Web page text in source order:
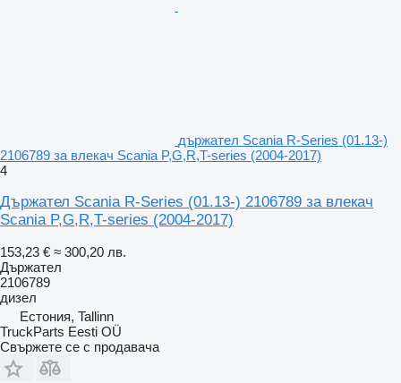
държател Scania R-Series (01.13-)
2106789 за влекач Scania P,G,R,T-series (2004-2017)
4
Държател Scania R-Series (01.13-) 2106789 за влекач
Scania P,G,R,T-series (2004-2017)
153,23 € ≈ 300,20 лв.
Държател
2106789
дизел
Естония, Tallinn
TruckParts Eesti OÜ
Свържете се с продавача